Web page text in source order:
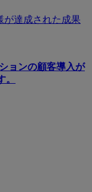
が達成された成果
ョンの顧客導入が